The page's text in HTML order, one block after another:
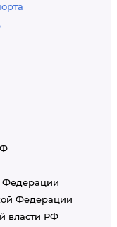
Федерации
Федерации
власти РФ